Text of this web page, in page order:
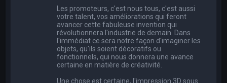
Les promoteurs, c'est nous tous, c'est aussi
votre talent, vos améliorations qui feront
avancer cette fabuleuse invention qui
révolutionnera l'industrie de demain. Dans
l'immédiat ce sera notre façon d'imaginer les
objets, qu'ils soient décoratifs ou
fonctionnels, qui nous donnera une avance
certaine en matière de créativité.
Une chose est certaine, l'impression 3D sous